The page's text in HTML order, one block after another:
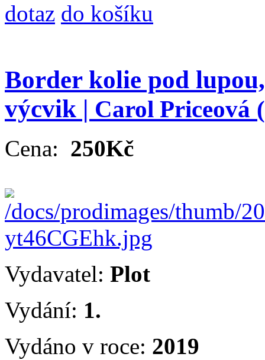
dotaz do košíku
Border kolie pod
výcvik | Carol Priceová
Cena: 250Kč
Vydavatel: Plot
Vydání: 1.
Vydáno v roce: 2019